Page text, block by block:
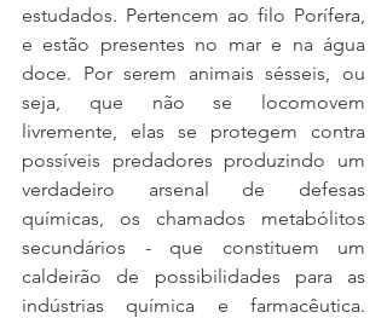
estudados. Pertencem ao filo Porífera,
e estão presentes no mar e na água
doce. Por serem animais sésseis, ou
seja, que não se locomovem
livremente, elas se protegem contra
possíveis predadores produzindo um
verdadeiro arsenal de defesas
químicas, os chamados metabólitos
secundários - que constituem um
caldeirão de possibilidades para as
indústrias química e farmacêutica.